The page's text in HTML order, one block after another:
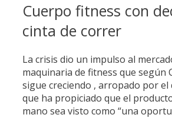
Cuerpo fitness con
cinta de correr
La crisis dio un impulso al
maquinaria de fitness que según
sigue creciendo , arropado por el
que ha propiciado que el
mano sea visto como “una